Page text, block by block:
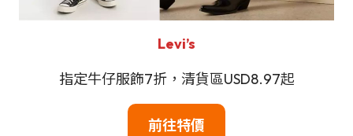
Levi’s
指定牛仔服飾7折，清貨區USD8.97起
前往特價